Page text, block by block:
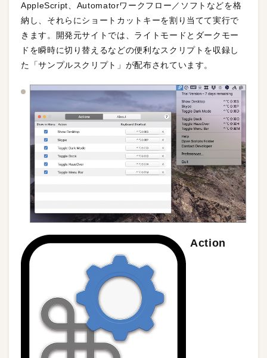
AppleScript、Automatorワークフロー／ソフトなどを格
納し、それらにショートカットキーを割り当てて実行で
きます。開発元サイトでは、ライトモードとダークモー
ドを瞬時に切り替えるなどの便利なスクリプトを収録し
た「サンプルスクリプト」が配布されています。
Action